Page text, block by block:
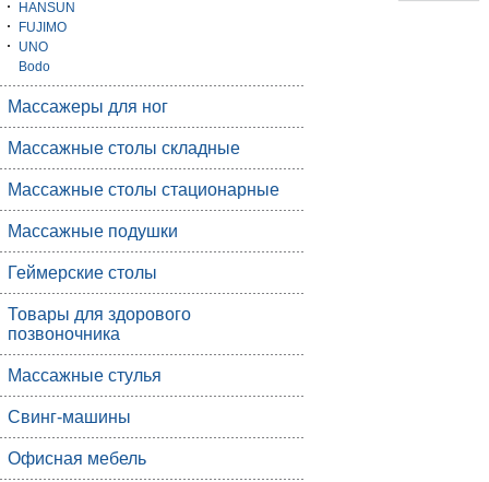
HANSUN
FUJIMO
UNO
Bodo
Массажеры для ног
Массажные столы складные
Массажные столы стационарные
Массажные подушки
Геймерские столы
Товары для здорового
позвоночника
Массажные стулья
Свинг-машины
Офисная мебель